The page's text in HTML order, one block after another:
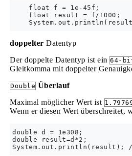
    float f = 1e-45f;
    float result = f/1000;
doppelter Datentyp
Der doppelte Datentyp ist ein 64-
Gleitkomma mit doppelter
Double Überlauf
Maximal möglicher Wert ist
Wenn er diesen Wert überschreitet,
double d = 1e308;
double result=d*2;